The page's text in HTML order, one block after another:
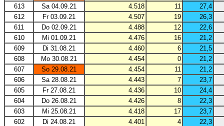
613
Sa 04.09.21 4.518 11
27,4
612
Fr 03.09.21 4.507 19
26,3
611
Do 02.09.21 4.488 12
22,6
610
Mi 01.09.21 4.476 16
21,2
609
Di 31.08.21 4.460 6
21,5
608
Mo 30.08.21 4.454 0
21,2
607
So 29.08.21 4.454 11
21,2
606
Sa 28.08.21 4.443 7
23,7
605
Fr 27.08.21 4.436 10
24,4
604
Do 26.08.21 4.426 8
22,3
603
Mi 25.08.21 4.418 17
23,7
602
Di 24.08.21 4.401 4
22,3